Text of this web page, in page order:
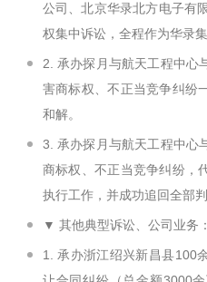
公司、北京华录北方电子有
权集中诉讼，全程作为华录
2. 承办探月与航天工程中心
害商标权、不正当竞争纠纷
和解。
3. 承办探月与航天工程中心
商标权、不正当竞争纠纷，
执行工作，并成功追回全部判
▼ 其他典型诉讼、公司业务：
1. 承办浙江绍兴新昌县100